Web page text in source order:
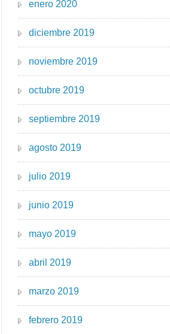
enero 2020
diciembre 2019
noviembre 2019
octubre 2019
septiembre 2019
agosto 2019
julio 2019
junio 2019
mayo 2019
abril 2019
marzo 2019
febrero 2019